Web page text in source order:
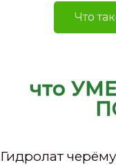
Что
что
Гидролат